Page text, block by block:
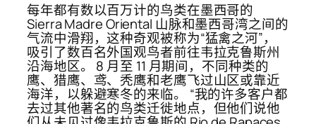
每年都有数以百万计的鸟类在墨西哥的
Sierra Madre Oriental 山脉和墨西哥湾之间的
气流中滑翔，这种奇观被称为“猛禽之河”，
吸引了数百名外国观鸟者前往韦拉克鲁斯州
沿海地区。 8 月至 11 月期间，不同种类的
鹰、猎鹰、鸢、秃鹰和老鹰飞过山区或靠近
海洋，以躲避寒冬的来临。 “我的许多客户都
去过其他著名的鸟类迁徙地点，但他们说他